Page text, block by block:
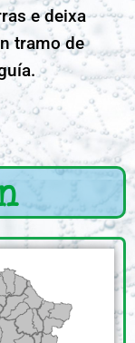
e deixa
tramo de